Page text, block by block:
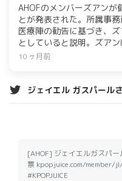
AHOFのメンバーズアンが
とが発表された。所属事
医療陣の勧告に基づき、
としていると説明。ズア
康が最優先と判断し、当
10 ヶ月前
ジェイエル ガスパール
[AHOF] ジェイエルガスパ
票 kpopjuice.com/member/
#KPOPJUICE